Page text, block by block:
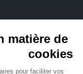
matière de
cookies
pour faciliter vos